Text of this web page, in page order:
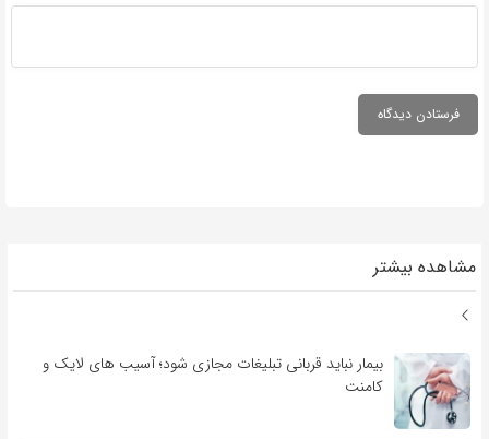
مشاهده بیشتر
بیمار نباید قربانی تبلیغات مجازی شود؛ آسیب های لایک و
کامنت